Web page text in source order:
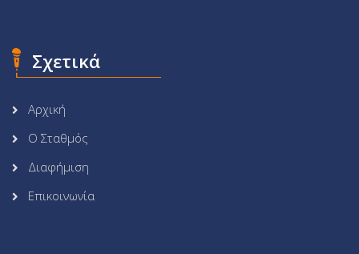
Σχετικά
Αρχική
Ο Σταθμός
Διαφήμιση
Επικοινωνία